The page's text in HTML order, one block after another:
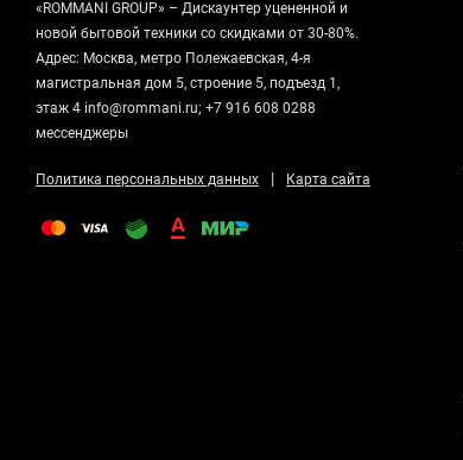
«ROMMANI GROUP» – Дискаунтер уцененной и
новой бытовой техники со скидками от 30-80%.
Адрес: Москва, метро Полежаевская, 4-я
магистральная дом 5, строение 5, подъезд 1,
этаж 4 info@rommani.ru; +7 916 608 0288
мессенджеры
Политика персональных данных | Карта сайта